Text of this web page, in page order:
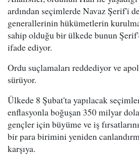
ardından seçimlerde Navaz Şerif'i
generallerinin hükümetlerin
sahip olduğu bir ülkede bunun
ifade ediyor.
Ordu suçlamaları reddediyor ve
sürüyor.
Ülkede 8 Şubat'ta yapılacak
enflasyonla boğuşan 350 milyar
gençler için büyüme ve iş
bir para birimini yeniden
karşıya.